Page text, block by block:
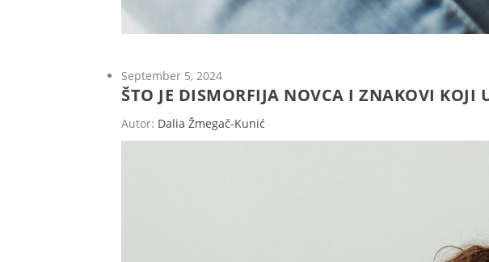
September 5, 2024
ŠTO JE DISMORFIJA NOVCA I ZNAKOVI KOJI
Autor: Dalia Žmegač-Kunić